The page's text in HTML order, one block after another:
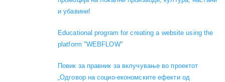
и убавини!
Educational program for creating a website using the
platform "WEBFLOW"
Повик за правник за вклучување во проектот
„Одговор на социо-економските ефекти од